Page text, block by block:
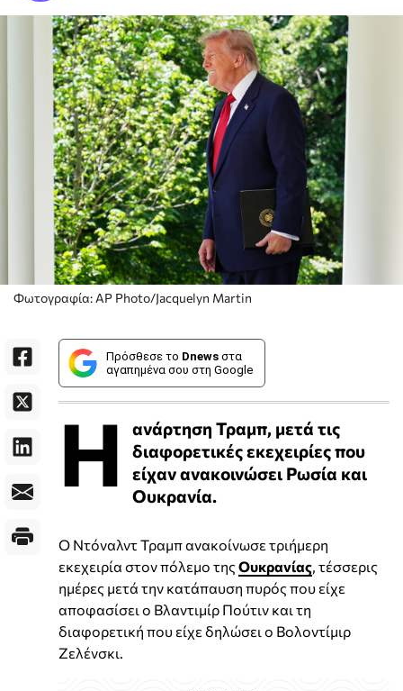
Φωτογραφία: AP Photo/Jacquelyn Martin
Πρόσθεσε το Dnews στα
αγαπημένα σου στη Google
Η
ανάρτηση Τραμπ, μετά τις
διαφορετικές εκεχειρίες που
είχαν ανακοινώσει Ρωσία και
Ουκρανία.
Ο Ντόναλντ Τραμπ ανακοίνωσε τριήμερη
εκεχειρία στον πόλεμο της Ουκρανίας , τέσσερις
ημέρες μετά την κατάπαυση πυρός που είχε
αποφασίσει ο Βλαντιμίρ Πούτιν και τη
διαφορετική που είχε δηλώσει ο Βολοντίμιρ
Ζελένσκι.